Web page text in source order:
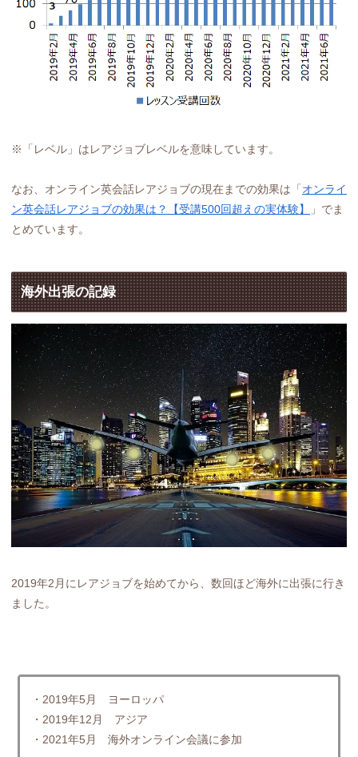
※「レベル」はレアジョブレベルを意味しています。
なお、オンライン英会話レアジョブの現在までの効果は「 オンライ
ン英会話レアジョブの効果は？【受講500回超えの実体験】
」でま
とめています。
海外出張の記録
2019年2月にレアジョブを始めてから、数回ほど海外に出張に行き
ました。
・2019年5月 ヨーロッパ
・2019年12月 アジア
・2021年5月 海外オンライン会議に参加